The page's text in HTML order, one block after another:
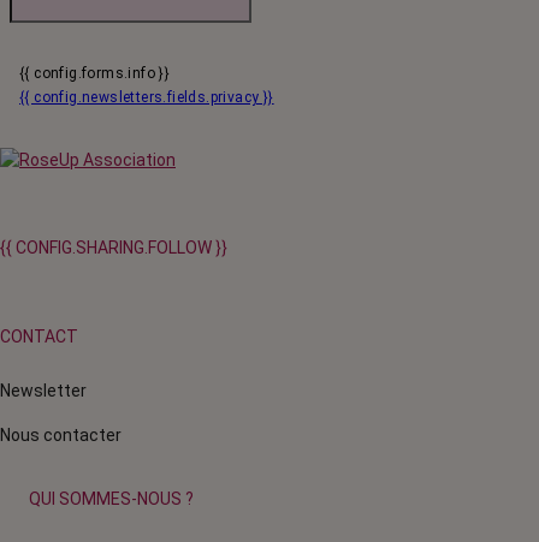
{{ config.forms.info }}
{{ config.newsletters.fields.privacy }}
{{ CONFIG.SHARING.FOLLOW }}
CONTACT
Newsletter
Nous contacter
QUI SOMMES-NOUS ?